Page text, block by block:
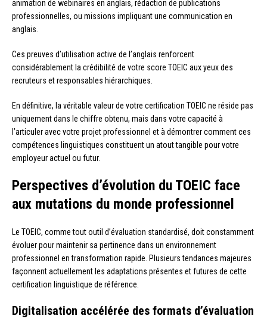
animation de webinaires en anglais, rédaction de publications
professionnelles, ou missions impliquant une communication en
anglais.
Ces preuves d’utilisation active de l’anglais renforcent
considérablement la crédibilité de votre score TOEIC aux yeux des
recruteurs et responsables hiérarchiques.
En définitive, la véritable valeur de votre certification TOEIC ne réside pas
uniquement dans le chiffre obtenu, mais dans votre capacité à
l’articuler avec votre projet professionnel et à démontrer comment ces
compétences linguistiques constituent un atout tangible pour votre
employeur actuel ou futur.
Perspectives d’évolution du TOEIC face
aux mutations du monde professionnel
Le TOEIC, comme tout outil d’évaluation standardisé, doit constamment
évoluer pour maintenir sa pertinence dans un environnement
professionnel en transformation rapide. Plusieurs tendances majeures
façonnent actuellement les adaptations présentes et futures de cette
certification linguistique de référence.
Digitalisation accélérée des formats d’évaluation